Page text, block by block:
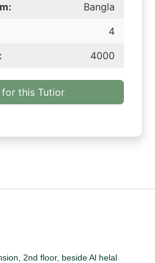
Bangla
4
4000
this Tutior
2nd floor, beside Al helal